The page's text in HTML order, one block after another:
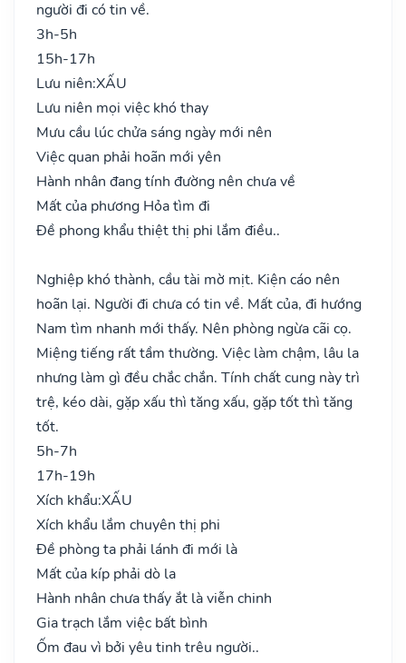
người đi có tin về.
3h-5h
15h-17h
Lưu niên:XẤU
Lưu niên mọi việc khó thay
Mưu cầu lúc chửa sáng ngày mới nên
Việc quan phải hoãn mới yên
Hành nhân đang tính đường nên chưa về
Mất của phương Hỏa tìm đi
Đề phong khẩu thiệt thị phi lắm điều..
Nghiệp khó thành, cầu tài mờ mịt. Kiện cáo nên
hoãn lại. Người đi chưa có tin về. Mất của, đi hướng
Nam tìm nhanh mới thấy. Nên phòng ngừa cãi cọ.
Miệng tiếng rất tầm thường. Việc làm chậm, lâu la
nhưng làm gì đều chắc chắn. Tính chất cung này trì
trệ, kéo dài, gặp xấu thì tăng xấu, gặp tốt thì tăng
tốt.
5h-7h
17h-19h
Xích khẩu:XẤU
Xích khẩu lắm chuyên thị phi
Đề phòng ta phải lánh đi mới là
Mất của kíp phải dò la
Hành nhân chưa thấy ắt là viễn chinh
Gia trạch lắm việc bất bình
Ốm đau vì bởi yêu tinh trêu người..